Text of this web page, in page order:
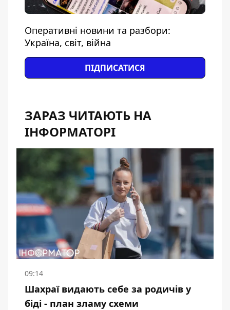
Оперативні новини та разбори:
Україна, світ, війна
ПІДПИСАТИСЯ
ЗАРАЗ ЧИТАЮТЬ НА
ІНФОРМАТОРІ
09:14
Шахраї видають себе за родичів у
біді - план зламу схеми